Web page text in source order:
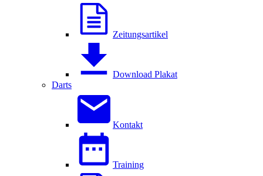
Zeitungsartikel
Download Plakat
Darts
Kontakt
Training